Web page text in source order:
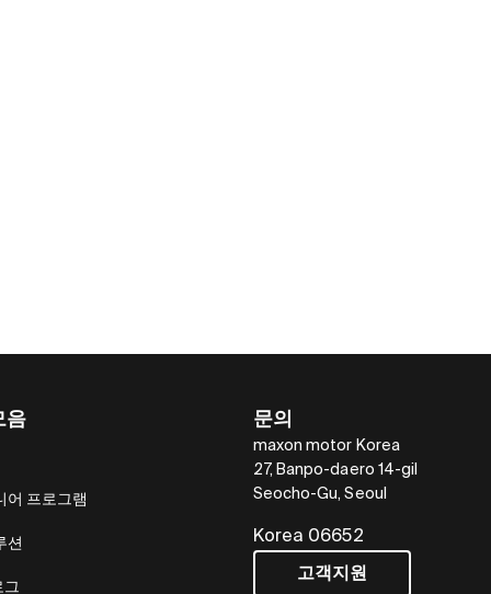
문의
maxon motor Korea
27, Banpo-daero 14-gil
Seocho-Gu, Seoul
Korea 06652
고객지원
음
어 프로그램
션
그